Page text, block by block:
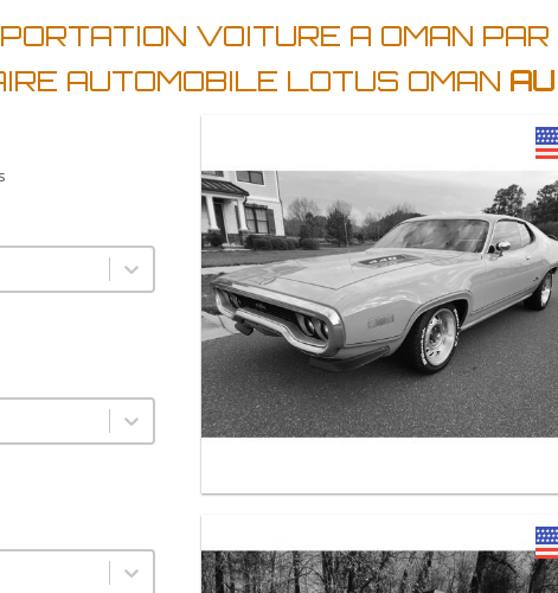
VOITURE A OMAN
AUTOMOBILE LOTUS OMAN